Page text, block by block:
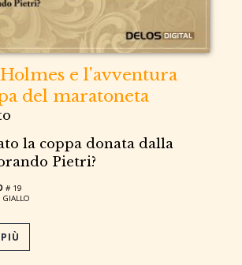
e l'avventura
del maratoneta
la coppa donata dalla
Pietri?
# 19
GIALLO